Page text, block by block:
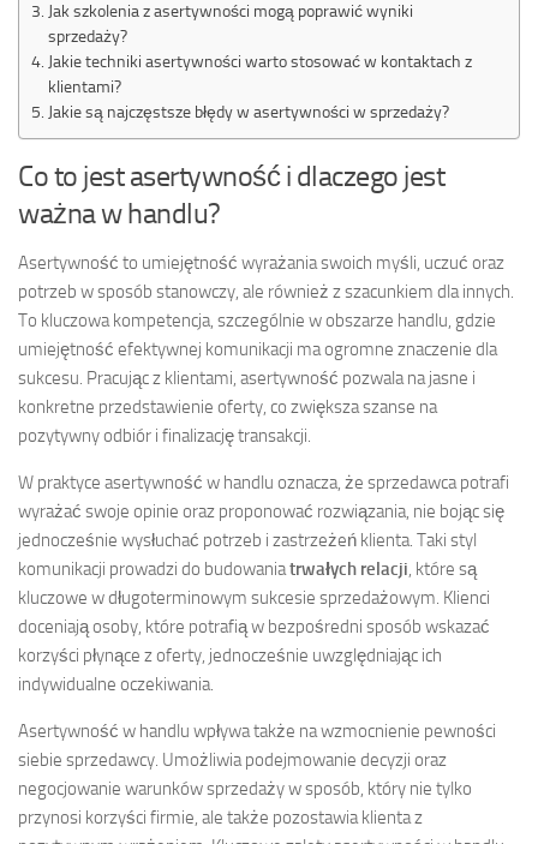
Jak szkolenia z asertywności mogą poprawić wyniki
sprzedaży?
Jakie techniki asertywności warto stosować w kontaktach z
klientami?
Jakie są najczęstsze błędy w asertywności w sprzedaży?
Co to jest asertywność i dlaczego jest
ważna w handlu?
Asertywność to umiejętność wyrażania swoich myśli, uczuć oraz
potrzeb w sposób stanowczy, ale również z szacunkiem dla innych.
To kluczowa kompetencja, szczególnie w obszarze handlu, gdzie
umiejętność efektywnej komunikacji ma ogromne znaczenie dla
sukcesu. Pracując z klientami, asertywność pozwala na jasne i
konkretne przedstawienie oferty, co zwiększa szanse na
pozytywny odbiór i finalizację transakcji.
W praktyce asertywność w handlu oznacza, że sprzedawca potrafi
wyrażać swoje opinie oraz proponować rozwiązania, nie bojąc się
jednocześnie wysłuchać potrzeb i zastrzeżeń klienta. Taki styl
komunikacji prowadzi do budowaniatrwałych relacji, które są
kluczowe w długoterminowym sukcesie sprzedażowym. Klienci
doceniają osoby, które potrafią w bezpośredni sposób wskazać
korzyści płynące z oferty, jednocześnie uwzględniając ich
indywidualne oczekiwania.
Asertywność w handlu wpływa także na wzmocnienie pewności
siebie sprzedawcy. Umożliwia podejmowanie decyzji oraz
negocjowanie warunków sprzedaży w sposób, który nie tylko
przynosi korzyści firmie, ale także pozostawia klienta z